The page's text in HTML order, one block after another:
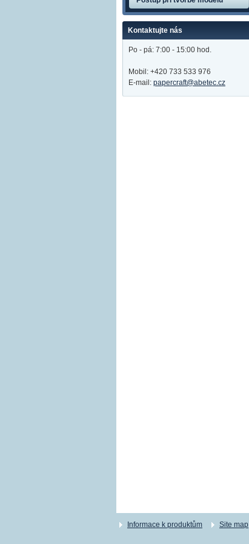
Kontaktujte nás
Po - pá: 7:00 - 15:00 hod.
Mobil: +420 733 533 976
E-mail: papercraft@abetec.cz
Informace k produktům Site map